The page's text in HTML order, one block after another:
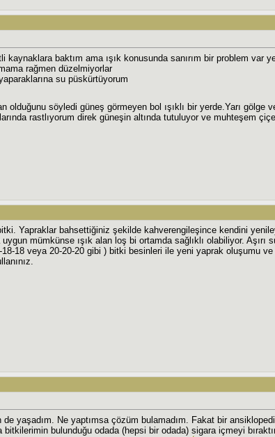
kaynaklara baktım ama ışık konusunda sanırım bir problem var
rağmen düzelmiyorlar
su püskürtüyorum
olduğunu söyledi güneş görmeyen bol ışıklı bir yerde.Yarı gölge
rastlıyorum direk güneşin altında tutuluyor ve muhteşem
Yapraklar bahsettiğiniz şekilde kahverengileşince kendini
mümkünse ışık alan loş bi ortamda sağlıklı olabiliyor. Aşırı
18 veya 20-20-20 gibi ) bitki besinleri ile yeni yaprak oluşumu ve
de yaşadım. Ne yaptımsa çözüm bulamadım. Fakat bir
bitkilerimin bulunduğu odada (hepsi bir odada) sigara içmeyi